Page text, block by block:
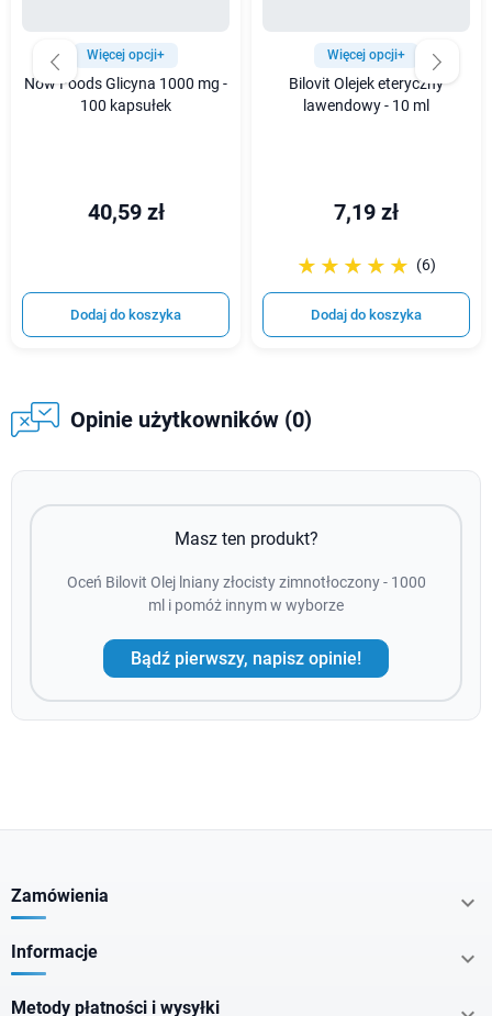
Więcej opcji+
Now Foods Glicyna 1000 mg -
100 kapsułek
40,59 zł
Dodaj do koszyka
Więcej opcji+
Bilovit Olejek eteryczny
lawendowy - 10 ml
7,19 zł
☆☆☆☆☆
★★★★★ (6)
Dodaj do koszyka
Opinie użytkowników (0)
Masz ten produkt?
Oceń Bilovit Olej lniany złocisty zimnotłoczony - 1000
ml i pomóż innym w wyborze
Bądź pierwszy, napisz opinie!
Zamówienia 
Informacje 
Metody płatności i wysyłki